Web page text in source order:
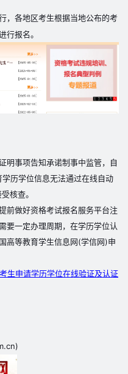
，各地区考生根据当地公布的考
行报名。
明事项告知承诺制事中监管，自
历学位信息无法通过在线自动
核查。
前做好资格考试报名服务平台注
要一定办理周期，在学历学位认
高等教育学生信息网(学信网)申
生申请学历学位在线验证及认证